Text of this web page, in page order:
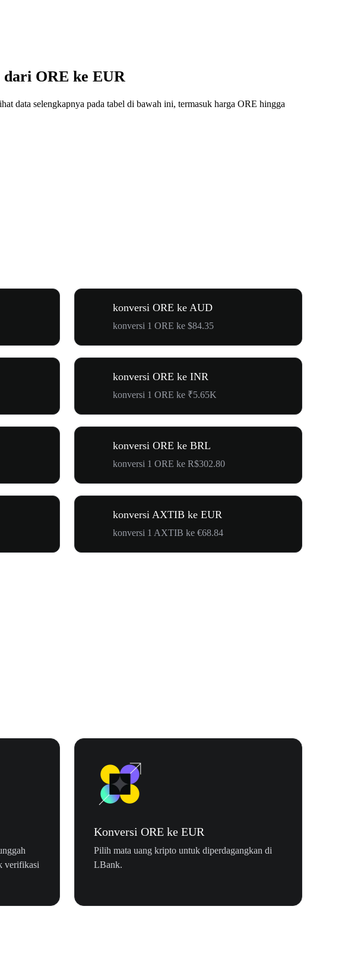
ORE ke EUR
data selengkapnya pada tabel di bawah ini, termasuk harga ORE hingga
konversi ORE ke AUD
konversi 1 ORE ke $84.35
konversi ORE ke INR
konversi 1 ORE ke ₹5.65K
konversi ORE ke BRL
konversi 1 ORE ke R$302.80
konversi AXTIB ke EUR
konversi 1 AXTIB ke €68.84
verifikasi
Konversi ORE ke EUR
Pilih mata uang kripto untuk diperdagangkan di
LBank.